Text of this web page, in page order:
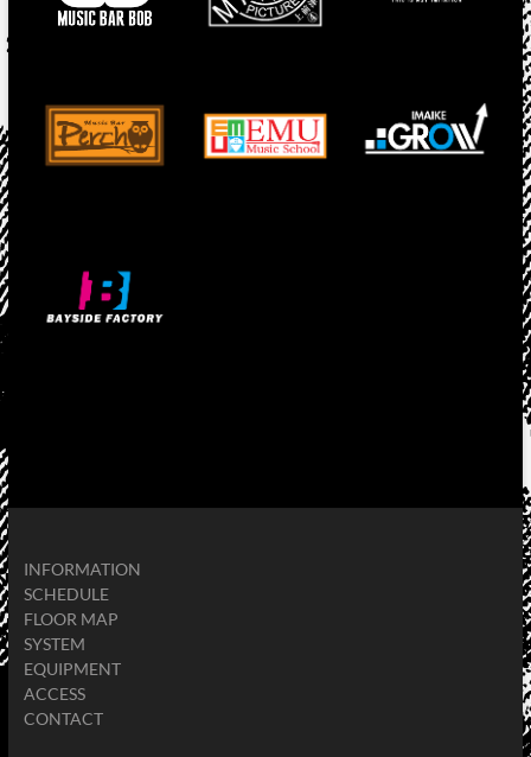
INFORMATION
SCHEDULE
FLOOR MAP
SYSTEM
EQUIPMENT
ACCESS
CONTACT